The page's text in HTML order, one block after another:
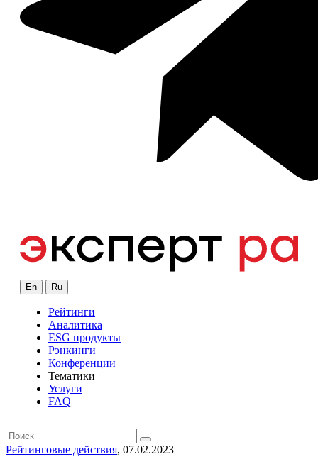
En Ru
Рейтинги
Аналитика
ESG продукты
Рэнкинги
Конференции
Тематики
Услуги
FAQ
Рейтинговые действия, 07.02.2023